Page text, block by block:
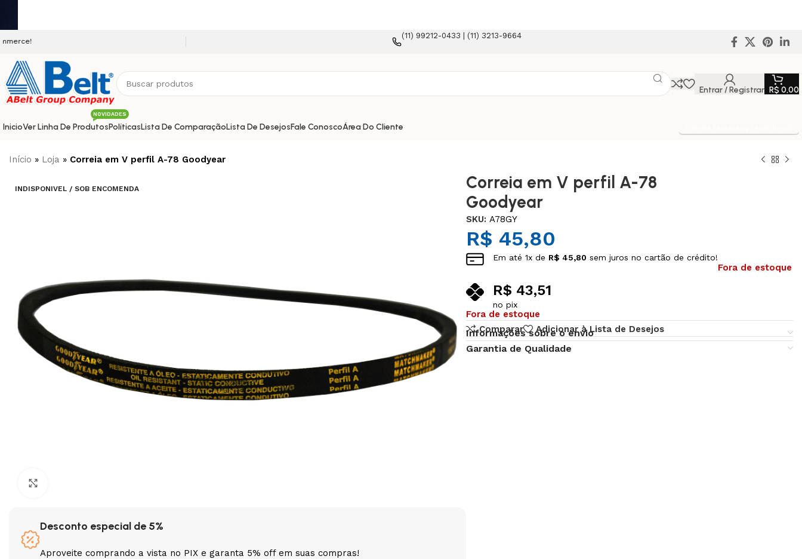
(11) 99212-0433 | (11) 3213-9664
Entrar / Registrar R$ 0,00
InicioVer Linha De Produtos
NOVIDADES
3L 3VX 5V
PolíticasLista De ComparaçãoLista De DesejosFale ConoscoÁrea Do Cliente
Início » Loja » Correia em V perfil A-78 Goodyear
INDISPONIVEL / SOB ENCOMENDA
Desconto especial de 5%
Aproveite comprando a vista no PIX e garanta 5% off em suas compras!
Correia em V perfil A-78
Goodyear
SKU:A78GY
R$ 45,80
Em até1x de R$ 45,80 sem juros no cartão de crédito!
R$ 43,51
no pix
Fora de estoque
Fora de estoque
Comparar
Adicionar à Lista de Desejos
Informações sobre o envio
Garantia de Qualidade